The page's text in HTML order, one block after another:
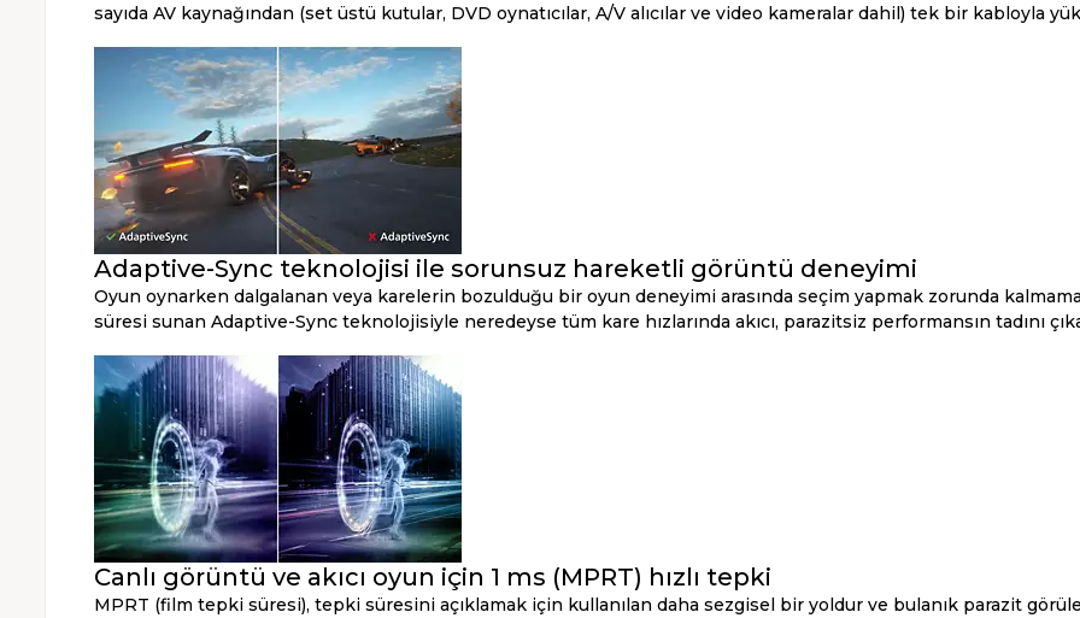
sayıda AV kaynağından (set üstü kutular, DVD oynatıcılar, A/V alıcılar ve video kameralar dahil) tek bir kabloyla
Adaptive-Sync teknolojisi ile sorunsuz hareketli görüntü deneyimi
Oyun oynarken dalgalanan veya karelerin bozulduğu bir oyun deneyimi arasında seçim yapmak zorunda
süresi sunan Adaptive-Sync teknolojisiyle neredeyse tüm kare hızlarında akıcı, parazitsiz performansın tadını
Canlı görüntü ve akıcı oyun için 1 ms (MPRT) hızlı tepki
MPRT (film tepki süresi), tepki süresini açıklamak için kullanılan daha sezgisel bir yoldur ve bulanık parazit